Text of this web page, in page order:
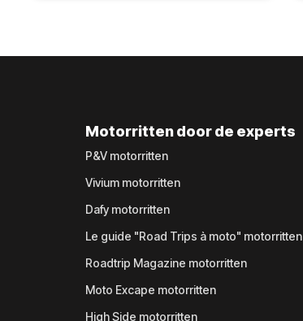
Motorritten door de experts
P&V motorritten
Vivium motorritten
Dafy motorritten
Le guide "Road Trips à moto" motorritten
Roadtrip Magazine motorritten
Moto Excape motorritten
High Side motorritten